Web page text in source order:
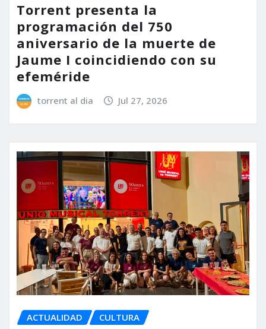
Torrent presenta la
programación del 750
aniversario de la muerte de
Jaume I coincidiendo con su
efeméride
torrent al dia Jul 27, 2026
ACTUALIDAD CULTURA